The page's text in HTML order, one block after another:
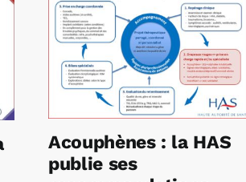
Acouphènes : la HAS
publie ses